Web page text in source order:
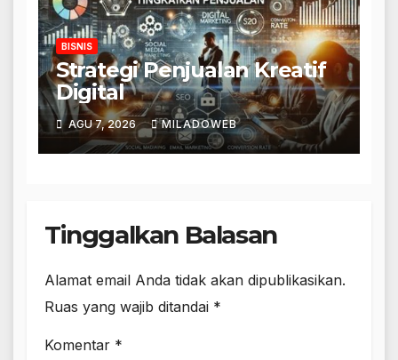
BISNIS
Strategi Penjualan Kreatif
Digital
AGU 7, 2026 MILADOWEB
Tinggalkan Balasan
Alamat email Anda tidak akan dipublikasikan.
Ruas yang wajib ditandai *
Komentar *